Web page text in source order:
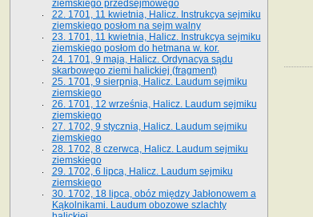
ziemskiego przedsejmowego
22. 1701, 11 kwietnia, Halicz. Instrukcya sejmiku
ziemskiego posłom na sejm walny
23. 1701, 11 kwietnia, Halicz. Instrukcya sejmiku
ziemskiego posłom do hetmana w. kor.
24. 1701, 9 maja, Halicz. Ordynacya sądu
skarbowego ziemi halickiej (fragment)
25. 1701, 9 sierpnia, Halicz. Laudum sejmiku
ziemskiego
26. 1701, 12 września, Halicz. Laudum sejmiku
ziemskiego
27. 1702, 9 stycznia, Halicz. Laudum sejmiku
ziemskiego
28. 1702, 8 czerwca, Halicz. Laudum sejmiku
ziemskiego
29. 1702, 6 lipca, Halicz. Laudum sejmiku
ziemskiego
30. 1702, 18 lipca, obóz między Jabłonowem a
Kąkolnikami. Laudum obozowe szlachty